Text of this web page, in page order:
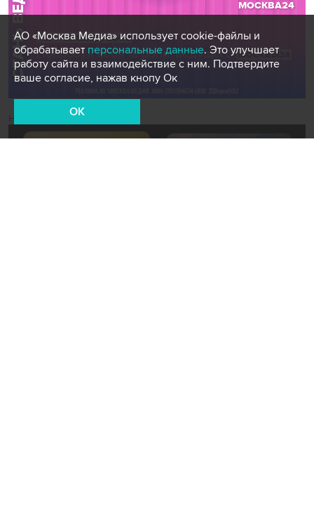
Новости СМИ2
АО «Москва Медиа» использует cookie-файлы и
обрабатывает персональные данные. Это улучшает
работу сайта и взаимодействие с ним. Подтвердите
ваше согласие, нажав кнопу Ок
OK